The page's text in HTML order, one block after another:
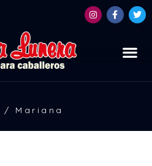
/ Mariana